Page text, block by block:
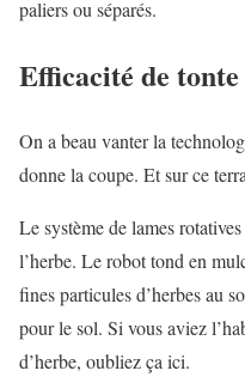
paliers ou séparés.
Efficacité de
On a beau vanter la
donne la coupe. Et sur ce
Le système de lames
l’herbe. Le robot tond en
fines particules d’herbes au
pour le sol. Si vous aviez
d’herbe, oubliez ça ici.